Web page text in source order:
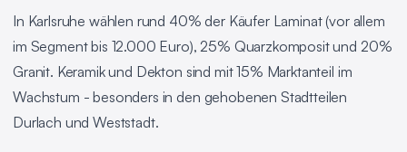
In Karlsruhe wählen rund 40% der Käufer Laminat (vor allem
im Segment bis 12.000 Euro), 25% Quarzkomposit und 20%
Granit. Keramik und Dekton sind mit 15% Marktanteil im
Wachstum - besonders in den gehobenen Stadtteilen
Durlach und Weststadt.